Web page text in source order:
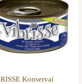
Konservai